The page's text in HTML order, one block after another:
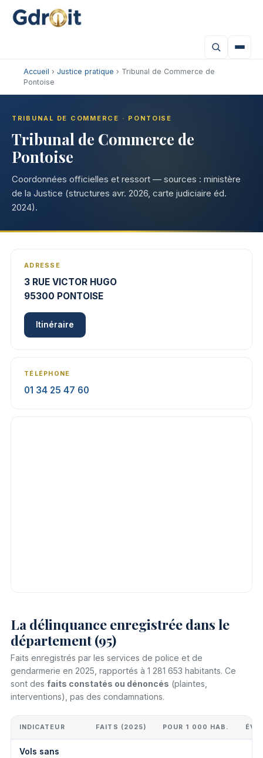
Accueil › Justice pratique › Tribunal de Commerce de
Pontoise
TRIBUNAL DE COMMERCE · PONTOISE
Tribunal de Commerce de
Pontoise
Coordonnées officielles et ressort — sources : ministère
de la Justice (structures avr. 2026, carte judiciaire éd.
2024).
ADRESSE
3 RUE VICTOR HUGO
95300 PONTOISE
Itinéraire
TÉLÉPHONE
01 34 25 47 60
La délinquance enregistrée dans le
département (95)
Faits enregistrés par les services de police et de
gendarmerie en 2025, rapportés à 1 281 653 habitants. Ce
sont des faits constatés ou dénoncés (plaintes,
interventions), pas des condamnations.
INDICATEUR FAITS (2025) POUR 1 000 HAB.
Vols sans